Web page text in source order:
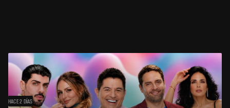
HACE 2 DÍAS